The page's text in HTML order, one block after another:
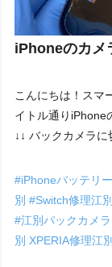
iPhoneのカメ
こんにちは！スマ
イトル通りiPhone
↓↓ バックカメラ
#iPhoneバッテリ
別#Switch修理江
#江別バックカメ
別 XPERIA修理江別